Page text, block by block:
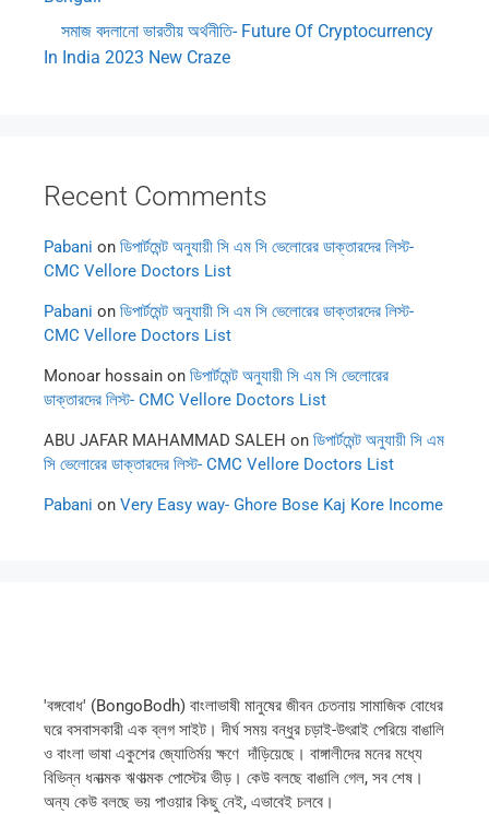
সমাজ বদলানো ভারতীয় অর্থনীতি- Future Of Cryptocurrency
In India 2023 New Craze
Recent Comments
Pabani on ডিপার্টমেন্ট অনুযায়ী সি এম সি ভেলোরের ডাক্তারদের লিস্ট-
CMC Vellore Doctors List
Pabani on ডিপার্টমেন্ট অনুযায়ী সি এম সি ভেলোরের ডাক্তারদের লিস্ট-
CMC Vellore Doctors List
Monoar hossain on ডিপার্টমেন্ট অনুযায়ী সি এম সি ভেলোরের
ডাক্তারদের লিস্ট- CMC Vellore Doctors List
ABU JAFAR MAHAMMAD SALEH on ডিপার্টমেন্ট অনুযায়ী সি এম
সি ভেলোরের ডাক্তারদের লিস্ট- CMC Vellore Doctors List
Pabani on Very Easy way- Ghore Bose Kaj Kore Income
'বঙ্গবোধ' (BongoBodh) বাংলাভাষী মানুষের জীবন চেতনায় সামাজিক বোধের
ঘরে বসবাসকারী এক ব্লগ সাইট। দীর্ঘ সময় বন্ধুর চড়াই-উৎরাই পেরিয়ে বাঙালি
ও বাংলা ভাষা একুশের জ্যোতির্ময় ক্ষণে দাঁড়িয়েছে। বাঙ্গালীদের মনের মধ্যে
বিভিন্ন ধনাত্মক ঋণাত্মক পোস্টের ভীড়। কেউ বলছে বাঙালি গেল, সব শেষ।
অন্য কেউ বলছে ভয় পাওয়ার কিছু নেই, এভাবেই চলবে।